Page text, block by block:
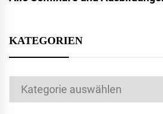
KATEGORIEN
Kategorien